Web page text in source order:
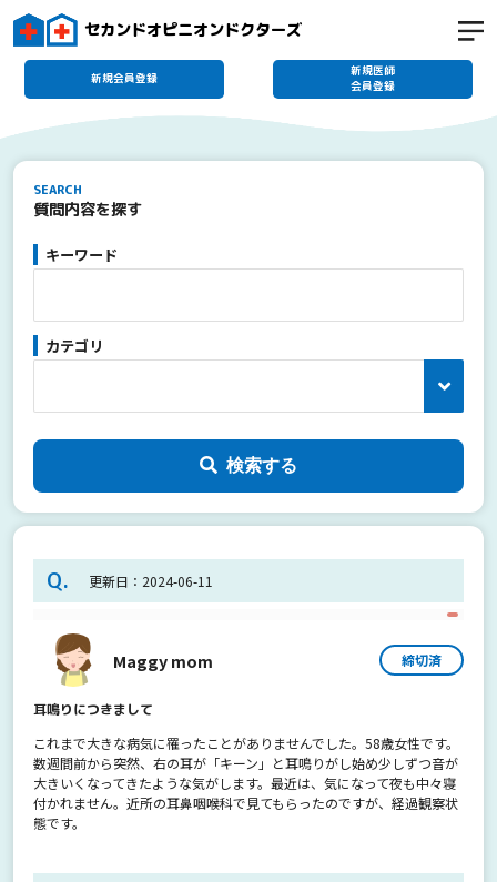
セカンドオピニオンドクターズ
新規会員登録
新規医師
会員登録
SEARCH
質問内容を探す
キーワード
カテゴリ
検索する
Q. 更新日：2024-06-11
Maggy mom 締切済
耳鳴りにつきまして
これまで大きな病気に罹ったことがありませんでした。58歳女性です。
数週間前から突然、右の耳が「キーン」と耳鳴りがし始め少しずつ音が
大きいくなってきたような気がします。最近は、気になって夜も中々寝
付かれません。近所の耳鼻咽喉科で見てもらったのですが、経過観察状
態です。